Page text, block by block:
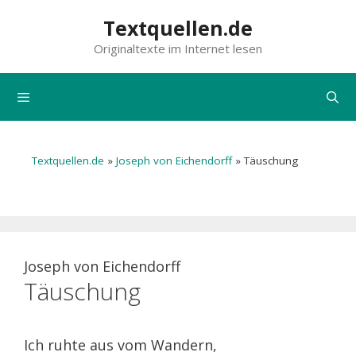
Textquellen.de
Originaltexte im Internet lesen
Textquellen.de » Joseph von Eichendorff»Täuschung
Joseph von Eichendorff
Täuschung
Ich ruhte aus vom Wandern,